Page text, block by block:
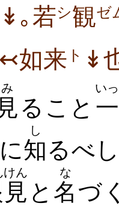
↡｡若シ観ゼ
↢如来 ト ↡
見
み
ること
い
知
し
るべ
けん
と 名
な
づ